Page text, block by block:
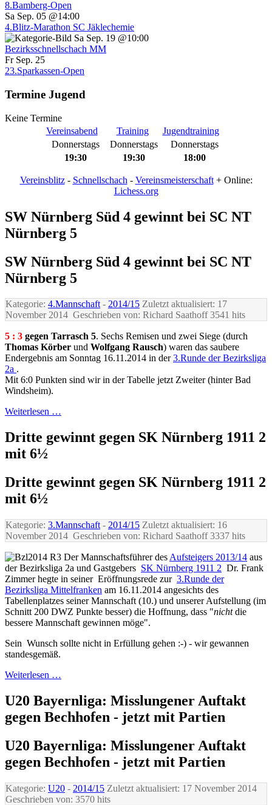
8.Bamberg-Open
Sa Sep. 05 @14:00
4.Blitz-Marathon SC Jäklechemie
Sa Sep. 19 @10:00
Bezirksschnellschach MM
Fr Sep. 25
23.Sparkassen-Open
Termine Jugend
Keine Termine
Vereinsabend
Training
Jugendtraining
Donnerstags
Donnerstags
Donnerstags
19:30
19:30 18:00
Vereinsblitz- Schnellschach - Vereinsmeisterschaft + Online:
Lichess.org
SW Nürnberg Süd 4 gewinnt bei SC NT
Nürnberg 5
SW Nürnberg Süd 4 gewinnt bei SC NT
Nürnberg 5
Kategorie: 4.Mannschaft- 2014/15 Zuletzt aktualisiert: 17
November 2014 Geschrieben von: Richard Saathoff3541 hits
5 : 3 gegen Tarrasch 5. Sechs Remisen und zwei Siege (durch
Thomas Körber und Wolfgang Rausch) waren das saubere
Endergebnis am Sonntag 16.11.2014 in der3.Runde der Bezirksliga
2a .
Mit 6:0 Punkten sind wir in der Tabelle jetzt Zweiter (hinter Bad
Windsheim).
Weiterlesen …
Dritte gewinnt gegen SK Nürnberg 1911 2
mit 6½
Dritte gewinnt gegen SK Nürnberg 1911 2
mit 6½
Kategorie: 3.Mannschaft - 2014/15 Zuletzt aktualisiert: 16
November 2014 Geschrieben von: Richard Saathoff3337 hits
Der Mannschaftsführer des Aufsteigers 2013/14 aus
der Bezirksliga 2a und Gastgebers SK Nürnberg 1911 2 Dr. Frank
Zimmer hegte in seiner Eröffnungsrede zur 3.Runde der
Bezirksliga Mittelfranken am 16.11.2014 angesichts des
Tabellenplatzes seiner Mannschaft (10.) und unserer Aufstellung (im
Schnitt 200 DWZ Punkte besser) die Hoffnung, dass "nichtdie
bessere Mannschaft gewinnen möge".
Sein Wunsch sollte nicht in Erfüllung gehen :-) - wir gewannen
standesgemäß.
Weiterlesen …
U20 Bayernliga: Misslungener Auftakt
gegen Bechhofen - jetzt mit Partien
U20 Bayernliga: Misslungener Auftakt
gegen Bechhofen - jetzt mit Partien
Kategorie: U20 - 2014/15 Zuletzt aktualisiert: 17 November 2014
Geschrieben von: 3570 hits